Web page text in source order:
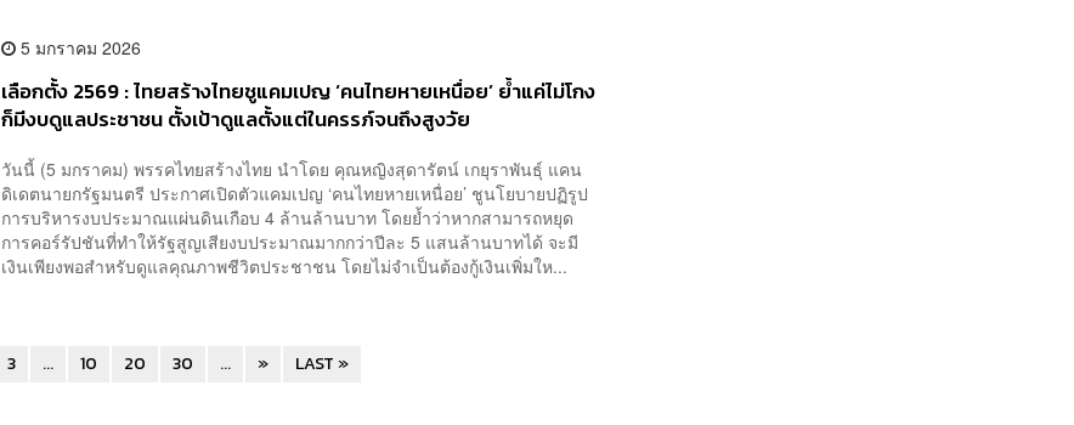
5 มกราคม 2026
เลือกตั้ง 2569 : ไทยสร้างไทยชูแคมเปญ ‘คนไทยหายเหนื่อย’ ย้ำแค่ไม่โกง
ก็มีงบดูแลประชาชน ตั้งเป้าดูแลตั้งแต่ในครรภ์จนถึงสูงวัย
วันนี้ (5 มกราคม) พรรคไทยสร้างไทย นำโดย คุณหญิงสุดารัตน์ เกยุราพันธุ์ แคน
ดิเดตนายกรัฐมนตรี ประกาศเปิดตัวแคมเปญ ‘คนไทยหายเหนื่อย’ ชูนโยบายปฏิรูป
การบริหารงบประมาณแผ่นดินเกือบ 4 ล้านล้านบาท โดยย้ำว่าหากสามารถหยุด
การคอร์รัปชันที่ทำให้รัฐสูญเสียงบประมาณมากกว่าปีละ 5 แสนล้านบาทได้ จะมี
เงินเพียงพอสำหรับดูแลคุณภาพชีวิตประชาชน โดยไม่จำเป็นต้องกู้เงินเพิ่มให...
3 ... 10 20 30 ... » LAST »